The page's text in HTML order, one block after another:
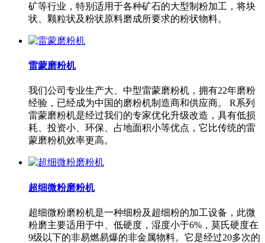
矿等行业，特别适用于各种矿石的大型制粉加工，将块
状、颗粒状及粉状原料磨成所要求的粉状物料。
雷蒙磨粉机
我们公司专业生产大、中型雷蒙磨粉机，拥有22年磨粉
经验，已经成为中国的磨粉机制造商和供应商。 R系列
雷蒙磨粉机是经过我们的专家优化升级改造，具有低损
耗、投资小、环保、占地面积小等优点，它比传统的雷
蒙磨粉机效率更高。
超细微粉磨粉机
超细微粉磨粉机是一种细粉及超细粉的加工设备，此微
粉磨主要适用于中、低硬度，湿度小于6%，莫氏硬度在
9级以下的非易燃易爆的非金属物料。它是经过20多次的